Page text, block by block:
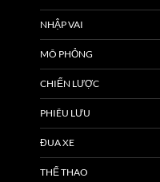
NHẬP VAI
MÔ PHỎNG
CHIẾN LƯỢC
PHIÊU LƯU
ĐUA XE
THỂ THAO